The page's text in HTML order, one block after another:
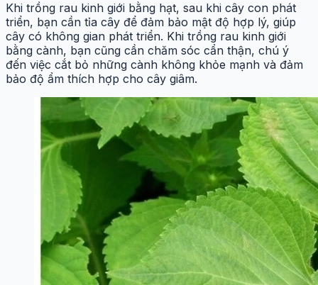
Khi trồng rau kinh giới bằng hạt, sau khi cây con phát
triển, bạn cần tỉa cây để đảm bảo mật độ hợp lý, giúp
cây có không gian phát triển. Khi trồng rau kinh giới
bằng cành, bạn cũng cần chăm sóc cẩn thận, chú ý
đến việc cắt bỏ những cành không khỏe mạnh và đảm
bảo độ ẩm thích hợp cho cây giâm.